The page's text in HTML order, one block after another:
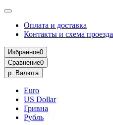
Оплата и доставка
Контакты и схема проезда
Избранное0
Сравнение0
р. Валюта
Euro
US Dollar
Гривна
Рубль